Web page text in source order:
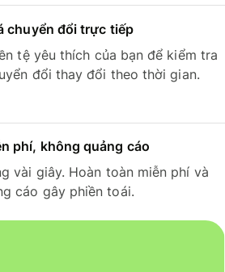
chuyển đổi trực tiếp
tệ yêu thích của bạn để kiểm tra
đổi thay đổi theo thời gian.
phí, không quảng cáo
vài giây. Hoàn toàn miễn phí và
cáo gây phiền toái.